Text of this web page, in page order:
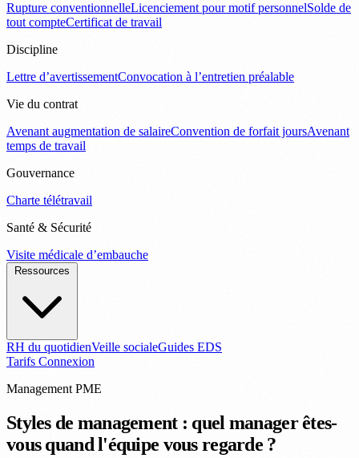
Rupture conventionnelleLicenciement pour motif personnelSolde de
tout compteCertificat de travail
Discipline
Lettre d’avertissementConvocation à l’entretien préalable
Vie du contrat
Avenant augmentation de salaireConvention de forfait joursAvenant
temps de travail
Gouvernance
Charte télétravail
Santé & Sécurité
Visite médicale d’embauche
RH du quotidienVeille socialeGuides EDS
Tarifs Connexion
Management PME
Styles de management : quel manager êtes-
vous quand l'équipe vous regarde ?